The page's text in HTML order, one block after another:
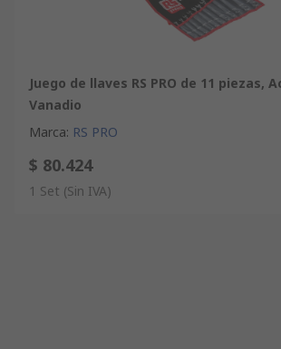
Juego de llaves RS PRO de 11 piezas,
Vanadio
Marca: RS PRO
$ 80.424
1 Set (Sin IVA)